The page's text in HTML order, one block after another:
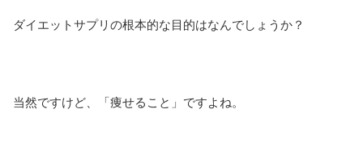
ダイエットサプリの根本的な目的はなんでしょうか？
当然ですけど、「痩せること」ですよね。